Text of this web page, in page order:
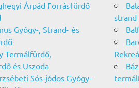
Árpád Forrásfürdő
Gyógy-, Strand- és
Termálfürdő,
és Uszoda
Sós-jódos Gyógy-
strand